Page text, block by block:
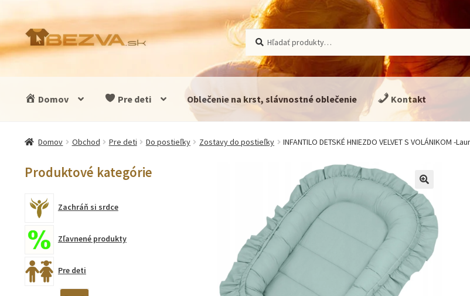
Preskočiť
na
navigáciu
Preskočiť
na
obsah
Hľadať:
Vyhľadávanie
Domov Pre deti Oblečenie na krst, slávnostné oblečenie Kontakt
Domov Obchod Pre deti Do postieľky Zostavy do postieľky INFANTILO DETSKÉ HNIEZDO VELVET S VOLÁNIKOM -
🔍
Produktové kategórie
Zachráň si srdce
Zľavnené produkty
Pre deti